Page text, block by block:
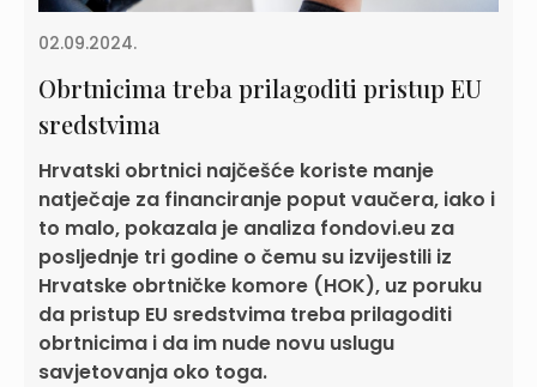
02.09.2024.
Obrtnicima treba prilagoditi pristup EU
sredstvima
Hrvatski obrtnici najčešće koriste manje
natječaje za financiranje poput vaučera, iako i
to malo, pokazala je analiza fondovi.eu za
posljednje tri godine o čemu su izvijestili iz
Hrvatske obrtničke komore (HOK), uz poruku
da pristup EU sredstvima treba prilagoditi
obrtnicima i da im nude novu uslugu
savjetovanja oko toga.